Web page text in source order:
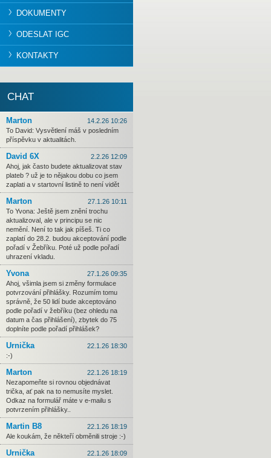
DOKUMENTY
ODESLAT IGC
KONTAKTY
CHAT
Marton
14.2.26 10:26
To David: Vysvětlení máš v posledním
příspěvku v aktualitách.
David 6X
2.2.26 12:09
Ahoj, jak často budete aktualizovat stav
plateb ? už je to nějakou dobu co jsem
zaplati a v startovní listině to není vidět
Marton
27.1.26 10:11
To Yvona: Ještě jsem znění trochu
aktualizoval, ale v principu se nic
nemění. Není to tak jak píšeš. Ti co
zaplatí do 28.2. budou akceptování podle
pořadí v Žebříku. Poté už podle pořadí
uhrazení vkladu.
Yvona
27.1.26 09:35
Ahoj, všimla jsem si změny formulace
potvrzování přihlášky. Rozumím tomu
správně, že 50 lidí bude akceptováno
podle pořadí v žebříku (bez ohledu na
datum a čas přihlášení), zbytek do 75
doplníte podle pořadí přihlášek?
Urnička
22.1.26 18:30
:-)
Marton
22.1.26 18:19
Nezapomeňte si rovnou objednávat
trička, ať pak na to nemusíte myslet.
Odkaz na formulář máte v e-mailu s
potvrzením přihlášky..
Martin B8
22.1.26 18:19
Ale koukám, že někteří obměnili stroje :-)
Urnička
22.1.26 18:09